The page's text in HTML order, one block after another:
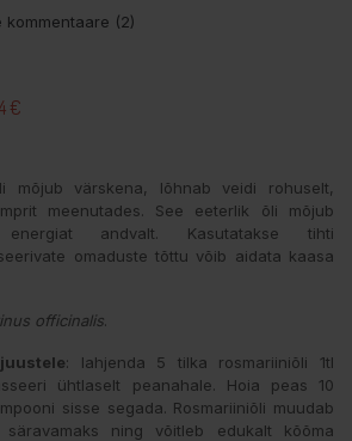
kommentaare (2)
€
mõjub värskena, lõhnab veidi rohuselt,
meenutades. See eeterlik õli mõjub
andvalt. Kasutatakse tihti
omaduste tõttu võib aidata kaasa
officinalis.
: lahjenda 5 tilka rosmariiniõli 1tl
ühtlaselt peanahale. Hoia peas 10
sisse segada. Rosmariiniõli muudab
säravamaks ning võitleb edukalt kõõma